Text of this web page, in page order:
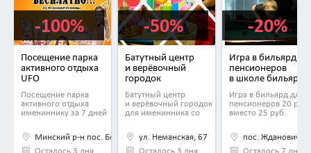
Посещение парка
активного отдыха
UFO
Посещение парка
активного отдыха
имениннику за 7 дней
рождения (при
команде
от 6 человек) —
Минский р-н пос. Боровая
Осталось 3 дня
-100%
Батутный центр
и верёвочный
городок
в развлекательном
центре «Джой
Джамп»
Батутный центр
и верёвочный городок
для именинника со
ул. Неманская, 67
Осталось 3 дня
-50%
Игра в бильярд
пенсионеров
в школе бильярда
Pool Forever
со скидкой 20%
Игра в бильярд для
пенсионеров 20 руб.
вместо 25 руб.
пос. Ждановичи
Осталось 7 дней
-20%